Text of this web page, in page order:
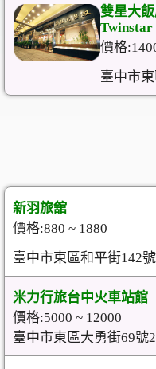
雙星大
Twinstar
價格
臺中市
新羽旅舘
價格:880 ~ 1880
臺中市東區和平街142
米力行旅台中火車站館
價格:5000 ~ 12000
臺中市東區大勇街69號